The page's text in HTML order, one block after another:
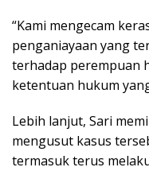
“Kami mengecam
penganiayaan yang
terhadap perempuan
ketentuan hukum
Lebih lanjut, Sari
mengusut kasus
termasuk terus